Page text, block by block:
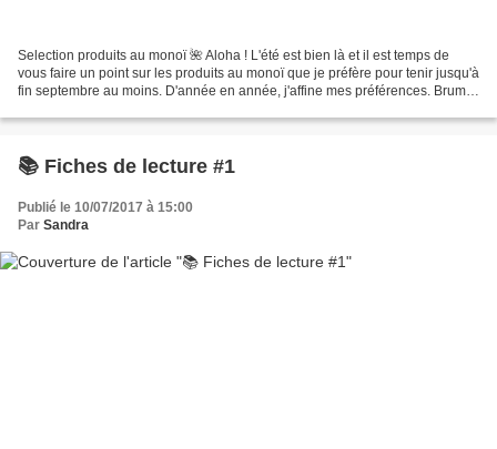
Selection produits au monoï 🌺 Aloha ! L'été est bien là et il est temps de
vous faire un point sur les produits au monoï que je préfère pour tenir jusqu'à
fin septembre au moins. D'année en année, j'affine mes préférences. Brume
📚 Fiches de lecture #1
Publié le 10/07/2017 à 15:00
Par Sandra